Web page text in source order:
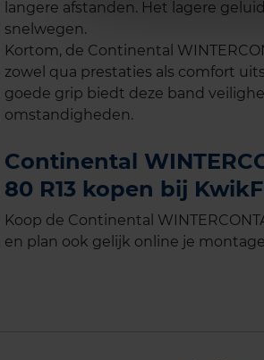
langere afstanden. Het lagere
snelwegen.
Kortom, de Continental
zowel qua prestaties als comfort
goede grip biedt deze band
omstandigheden.
Continental
80 R13 kopen bij
Koop de Continental
en plan ook gelijk online je